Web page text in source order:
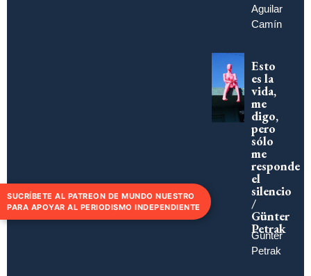
Aguilar
Camín
Esto
es la
vida,
me
digo,
pero
sólo
me
responde
el
silencio
/
Günter
Petrak
Günter
Petrak
SUCRÍBETE AL PATREON DE MUNDO NUESTRO
PARA APOYAR AL PERIODISMO INDEPENDIENTE